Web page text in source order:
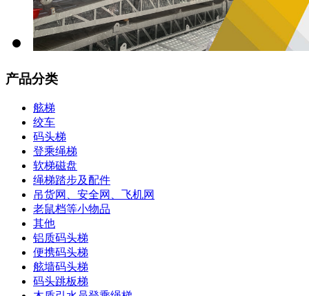
产品分类
舷梯
绞车
码头梯
登乘绳梯
软梯磁盘
绳梯踏步及配件
吊货网、安全网、飞机网
老鼠档等小物品
其他
铝质码头梯
便携码头梯
舷墙码头梯
码头跳板梯